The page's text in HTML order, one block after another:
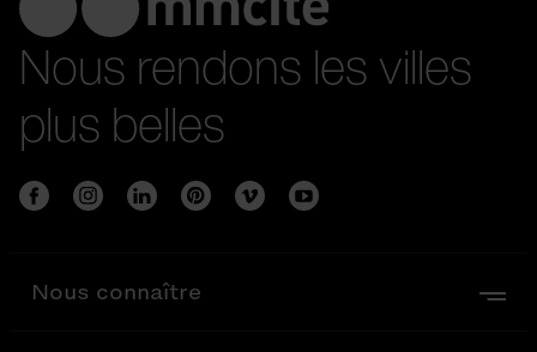
Nous rendons les villes
plus belles
Nous connaître